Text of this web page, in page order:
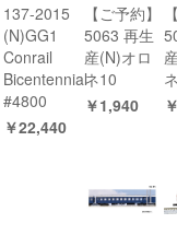
137-2015
(N)GG1
Conrail
Bicentennial
#4800
￥22,440
【ご予約】
5063 再生
産(N)オロ
ネ10
￥1,940